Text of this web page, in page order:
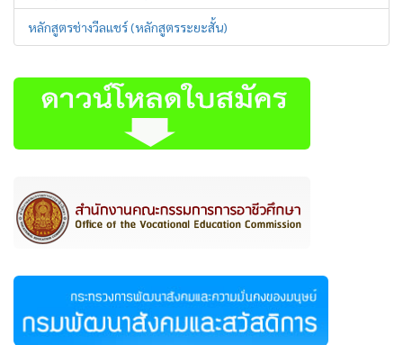
หลักสูตรช่างวีลแชร์ (หลักสูตรระยะสั้น)